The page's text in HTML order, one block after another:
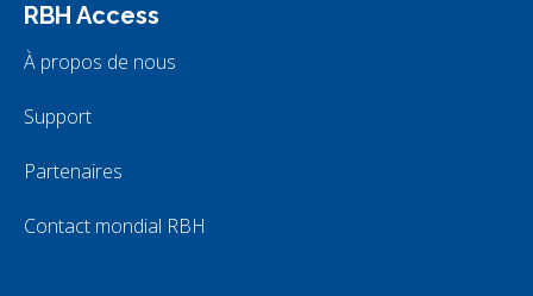
RBH Access
À propos de nous
Support
Partenaires
Contact mondial RBH